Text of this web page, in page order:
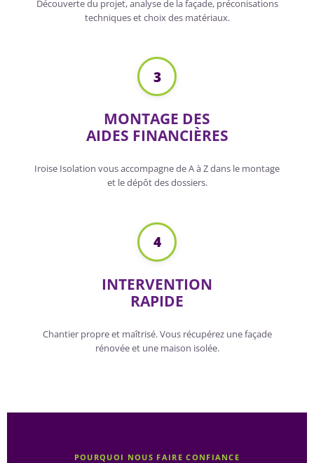
Découverte du projet, analyse de la façade, préconisations
techniques et choix des matériaux.
3
MONTAGE DES
AIDES FINANCIÈRES
Iroise Isolation vous accompagne de A à Z dans le montage
et le dépôt des dossiers.
4
INTERVENTION
RAPIDE
Chantier propre et maîtrisé. Vous récupérez une façade
rénovée et une maison isolée.
POURQUOI NOUS FAIRE CONFIANCE